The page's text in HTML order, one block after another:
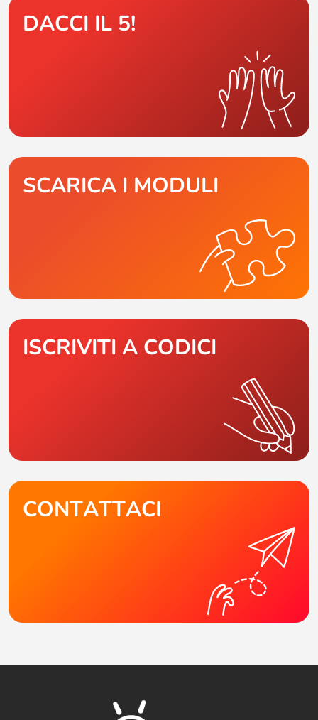
DACCI IL 5!
SCARICA I MODULI
ISCRIVITI A CODICI
CONTATTACI